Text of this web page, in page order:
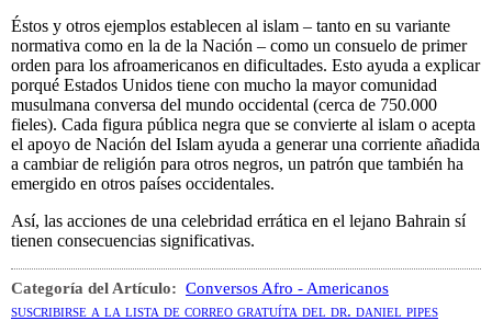
Éstos y otros ejemplos establecen al islam – tanto en su variante
normativa como en la de la Nación – como un consuelo de primer
orden para los afroamericanos en dificultades. Esto ayuda a explicar
porqué Estados Unidos tiene con mucho la mayor comunidad
musulmana conversa del mundo occidental (cerca de 750.000
fieles). Cada figura pública negra que se convierte al islam o acepta
el apoyo de Nación del Islam ayuda a generar una corriente añadida
a cambiar de religión para otros negros, un patrón que también ha
emergido en otros países occidentales.
Así, las acciones de una celebridad errática en el lejano Bahrain sí
tienen consecuencias significativas.
Categoría del Artículo: Conversos Afro - Americanos
suscribirse a la lista de correo gratuíta del dr. daniel pipes